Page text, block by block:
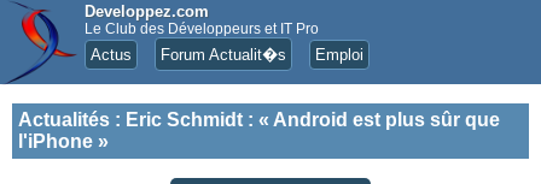
Developpez.com
Le Club des Développeurs et IT Pro
Actus Forum Actualit�s Emploi
Actualités : Eric Schmidt : « Android est plus sûr que
l'iPhone »